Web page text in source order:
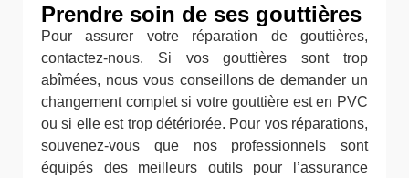
Prendre soin de ses gouttières
Pour assurer votre réparation de gouttières,
contactez-nous. Si vos gouttières sont trop
abîmées, nous vous conseillons de demander un
changement complet si votre gouttière est en PVC
ou si elle est trop détériorée. Pour vos réparations,
souvenez-vous que nos professionnels sont
équipés des meilleurs outils pour l’assurance